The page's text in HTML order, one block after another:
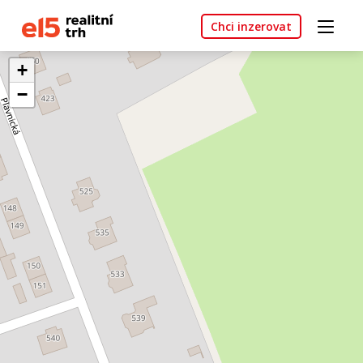
Chci inzerovat
+
−